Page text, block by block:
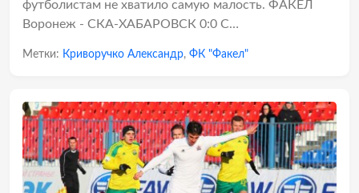
футболистам не хватило самую малость. ФАКЕЛ
Воронеж - СКА-ХАБАРОВСК 0:0 С…
Метки: Криворучко Александр, ФК "Факел"